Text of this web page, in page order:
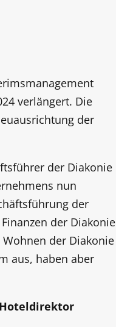
verlängert. Die
der
der Diakonie
nun
der
der Diakonie
Wohnen der Diakonie
aus, haben aber